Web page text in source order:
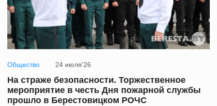
Общество 24 июля'26
На страже безопасности. Торжественное
мероприятие в честь Дня пожарной службы
прошло в Берестовицком РОЧС